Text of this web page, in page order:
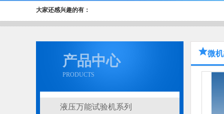
大家还感兴趣的有：
产品中心
PRODUCTS
液压万能试验机系列
微